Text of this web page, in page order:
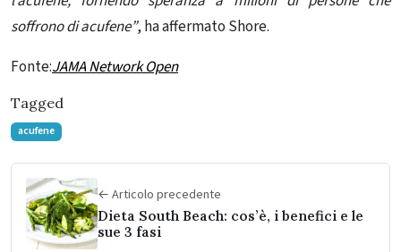
soffrono di acufene”, ha affermato Shore.
Fonte:JAMA Network Open
Tagged
acufene
← Articolo precedente
Dieta South Beach: cos’è, i benefici e le
sue 3 fasi